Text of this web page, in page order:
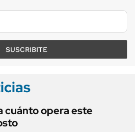
SUSCRIBITE
cuánto opera este